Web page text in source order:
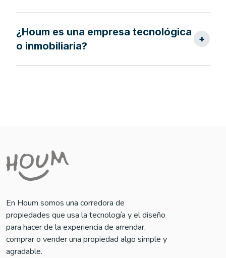
¿Houm es una empresa tecnológica
o inmobiliaria?
+
En Houm somos una corredora de
propiedades que usa la tecnología y el diseño
para hacer de la experiencia de arrendar,
comprar o vender una propiedad algo simple y
agradable.